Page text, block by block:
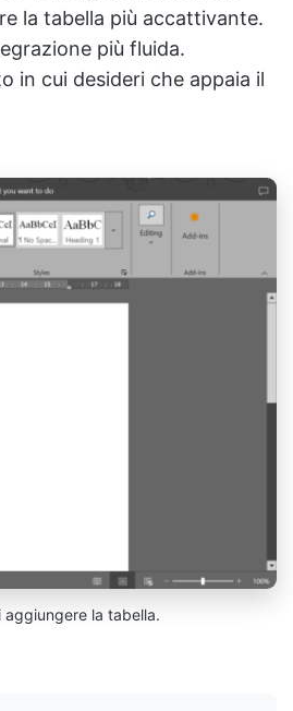
la tabella più accattivante.
più fluida.
in cui desideri che appaia il
la tabella.